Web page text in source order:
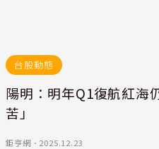
台股動態
陽明：明年Q1復航紅海
苦」
鉅亨網 ． 2025.12.23